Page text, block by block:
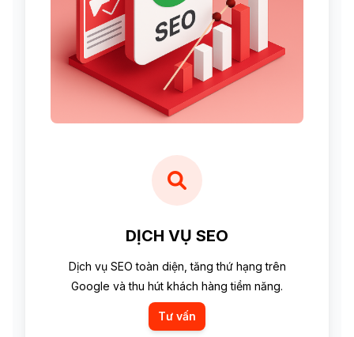
DỊCH VỤ SEO
Dịch vụ SEO toàn diện, tăng thứ hạng trên
Google và thu hút khách hàng tiềm năng.
Tư vấn